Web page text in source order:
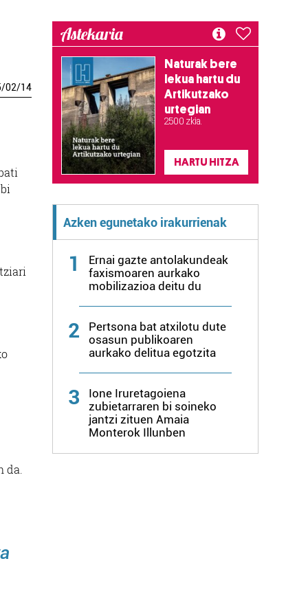
/02/14
da.
Astekaria
Naturak bere
lekua hartu du
Artikutzako
urtegian
2.500 zkia.
HARTU HITZA
Azken egunetako irakurrienak
1
Ernai gazte antolakundeak
faxismoaren aurkako
mobilizazioa deitu du
2
Pertsona bat atxilotu dute
osasun publikoaren
aurkako delitua egotzita
3
Ione Iruretagoiena
zubietarraren bi soineko
jantzi zituen Amaia
Monterok Illunben